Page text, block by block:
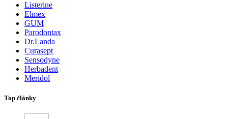
Listerine
Elmex
GUM
Parodontax
Dr.Landa
Curasept
Sensodyne
Herbadent
Meridol
Top články